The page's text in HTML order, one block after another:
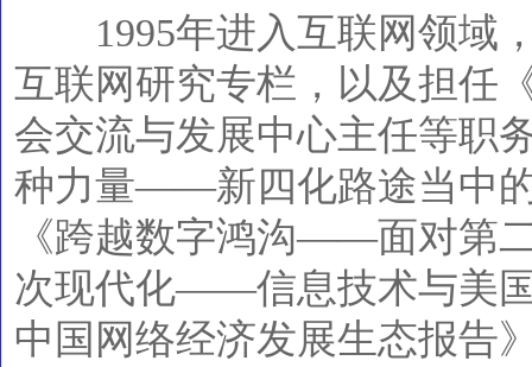
1995年进入互联网领域，
互联网研究专栏，以及担任
会交流与发展中心主任等职
种力量——新四化路途当中
《跨越数字鸿沟——面对第
次现代化——信息技术与美
中国网络经济发展生态报告